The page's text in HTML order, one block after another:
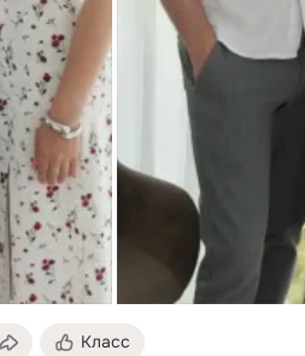
Класс